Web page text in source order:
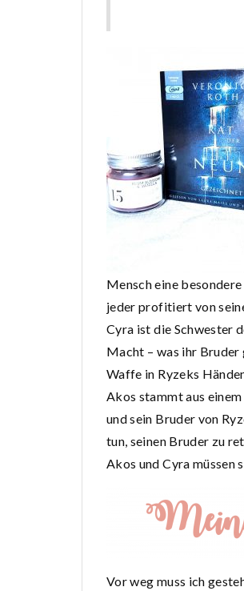
Mensch eine
jeder profitiert von
Cyra ist die Schwester
Macht – was ihr Bruder
Waffe in Ryzeks
Akos stammt aus
und sein Bruder von
tun, seinen Bruder zu
Akos und Cyra müssen
Vor weg muss ich